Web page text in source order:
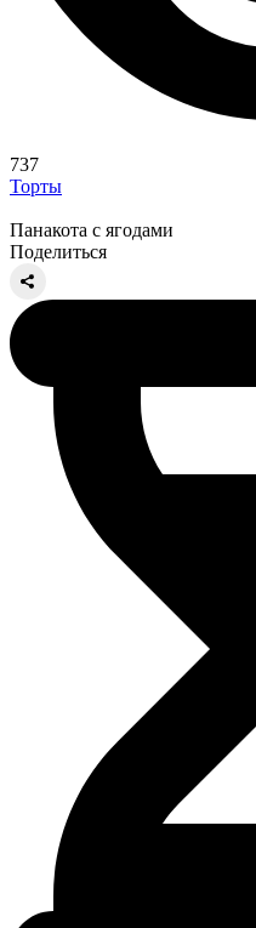
737
Торты
Панакота с ягодами
Поделиться